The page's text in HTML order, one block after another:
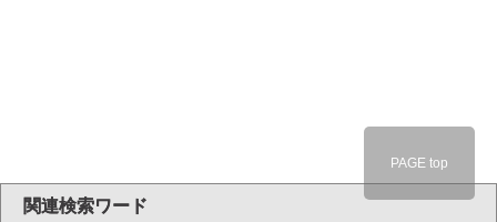
関連検索ワード
PAGE top